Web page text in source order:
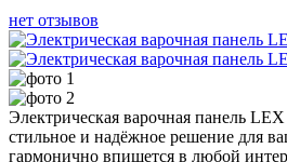
нет отзывов
Электрическая варочная панель
стильное и надёжное решение для
гармонично впишется в любой